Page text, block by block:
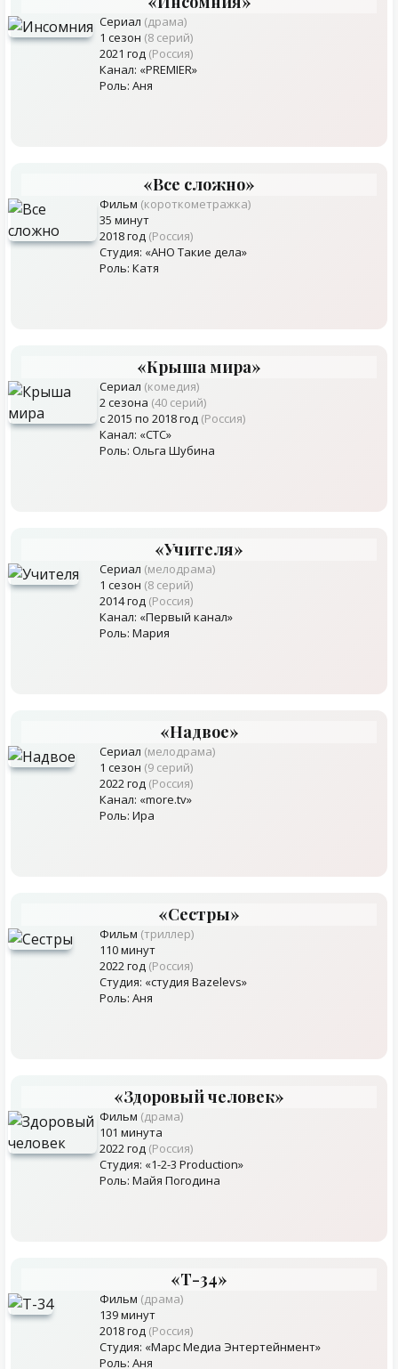
Сериал (драма)
1 сезон (8 серий)
2021 год (Россия)
Канал: «PREMIER»
Роль: Аня
«Все сложно»
Фильм (короткометражка)
35 минут
2018 год (Россия)
Студия: «АНО Такие дела»
Роль: Катя
«Крыша мира»
Сериал (комедия)
2 сезона (40 серий)
с 2015 по 2018 год (Россия)
Канал: «СТС»
Роль: Ольга Шубина
«Учителя»
Сериал (мелодрама)
1 сезон (8 серий)
2014 год (Россия)
Канал: «Первый канал»
Роль: Мария
«Надвое»
Сериал (мелодрама)
1 сезон (9 серий)
2022 год (Россия)
Канал: «more.tv»
Роль: Ира
«Сестры»
Фильм (триллер)
110 минут
2022 год (Россия)
Студия: «студия Bazelevs»
Роль: Аня
«Здоровый человек»
Фильм (драма)
101 минута
2022 год (Россия)
Студия: «1-2-3 Production»
Роль: Майя Погодина
«Т-34»
Фильм (драма)
139 минут
2018 год (Россия)
Студия: «Марс Медиа Энтертейнмент»
Роль: Аня